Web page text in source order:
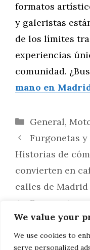
We value your
We use cookies to
serve personalized
formatos
y galeristas
de los límites
experiencias
comunidad.
mano en
Categorías
General,
Furgonetas
Historias de
convierten en
calles de Madrid
Furgonetas y
vistazo a cómo
para